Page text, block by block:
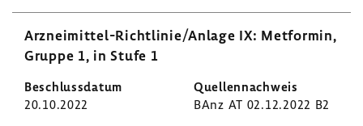
Arzneimittel-​Richtlinie/Anlage IX: Metformin,
Gruppe 1, in Stufe 1
20.10.2022 BAnz AT 02.12.2022 B2